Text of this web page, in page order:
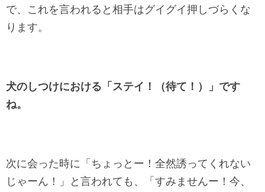
で、これを言われると相手はグイグイ押しづらくな
ります。
犬のしつけにおける「ステイ！（待て！）」です
ね。
次に会った時に「ちょっとー！全然誘ってくれない
じゃーん！」と言われても、「すみませんー！今、